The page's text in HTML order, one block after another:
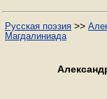
Случайное
Рейтинг
Русская поэзия >>
Магдалиниада